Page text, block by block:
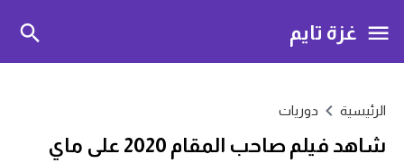
غزة تايم
الرئيسية دوريات
شاهد فيلم صاحب المقام 2020 على ماي